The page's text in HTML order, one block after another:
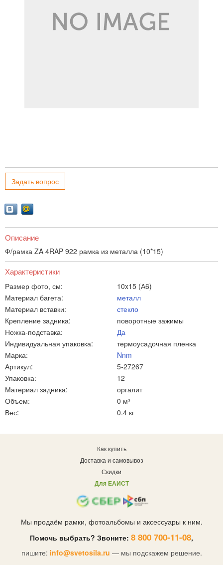
Задать вопрос
Описание
Ф/рамка ZA 4RAP 922 рамка из металла (10*15)
Характеристики
Размер фото, см:
10x15 (А6)
Материал багета:
металл
Материал вставки:
стекло
Крепление задника:
поворотные зажимы
Ножка-подставка:
Да
Индивидуальная упаковка:
термоусадочная пленка
Марка:
Nnm
Артикул:
5-27267
Упаковка:
12
Материал задника:
оргалит
Объем:
0 м³
Вес:
0.4 кг
Как купить
Доставка и самовывоз
Скидки
Для ЕАИСТ
Мы продаём рамки, фотоальбомы и аксессуары к ним.
Помочь выбрать? Звоните: 8 800 700-11-08,
пишите: info@svetosila.ru — мы подскажем решение.